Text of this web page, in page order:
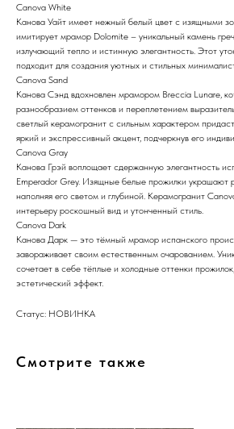
Canova White
Канова Уайт имеет нежный белый цвет с изящными
имитирует мрамор Dolomite – уникальный камень
излучающий тепло и истинную элегантность. Этот
подходит для создания уютных и стильных
Canova Sand
Канова Сэнд вдохновлен мрамором Breccia Lunare,
разнообразием оттенков и переплетением
светлый керамогранит с сильным характером
яркий и экспрессивный акцент, подчеркнув его
Canova Gray
Канова Грэй воплощает сдержанную элегантность
Emperador Grey. Изящные белые прожилки украшают
наполняя его светом и глубиной. Керамогранит
интерьеру роскошный вид и утонченный стиль.
Canova Dark
Канова Дарк — это тёмный мрамор испанского
завораживает своим естественным очарованием.
сочетает в себе тёплые и холодные оттенки
эстетический эффект.
Статус: НОВИНКА
Смотрите также